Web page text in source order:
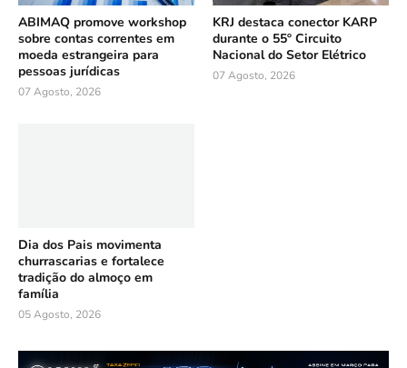
ABIMAQ promove workshop
sobre contas correntes em
moeda estrangeira para
pessoas jurídicas
07 Agosto, 2026
KRJ destaca conector KARP
durante o 55º Circuito
Nacional do Setor Elétrico
07 Agosto, 2026
Dia dos Pais movimenta
churrascarias e fortalece
tradição do almoço em
família
05 Agosto, 2026